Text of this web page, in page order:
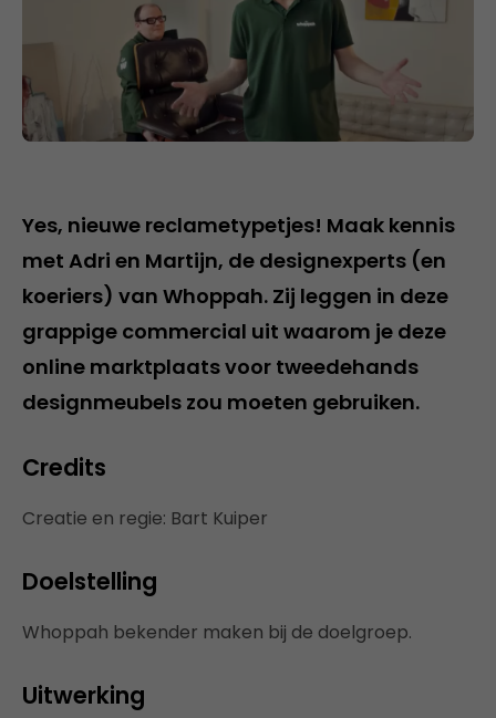
Yes, nieuwe reclametypetjes! Maak kennis
met Adri en Martijn, de designexperts (en
koeriers) van Whoppah. Zij leggen in deze
grappige commercial uit waarom je deze
online marktplaats voor tweedehands
designmeubels zou moeten gebruiken.
Credits
Creatie en regie: Bart Kuiper
Doelstelling
Whoppah bekender maken bij de doelgroep.
Uitwerking